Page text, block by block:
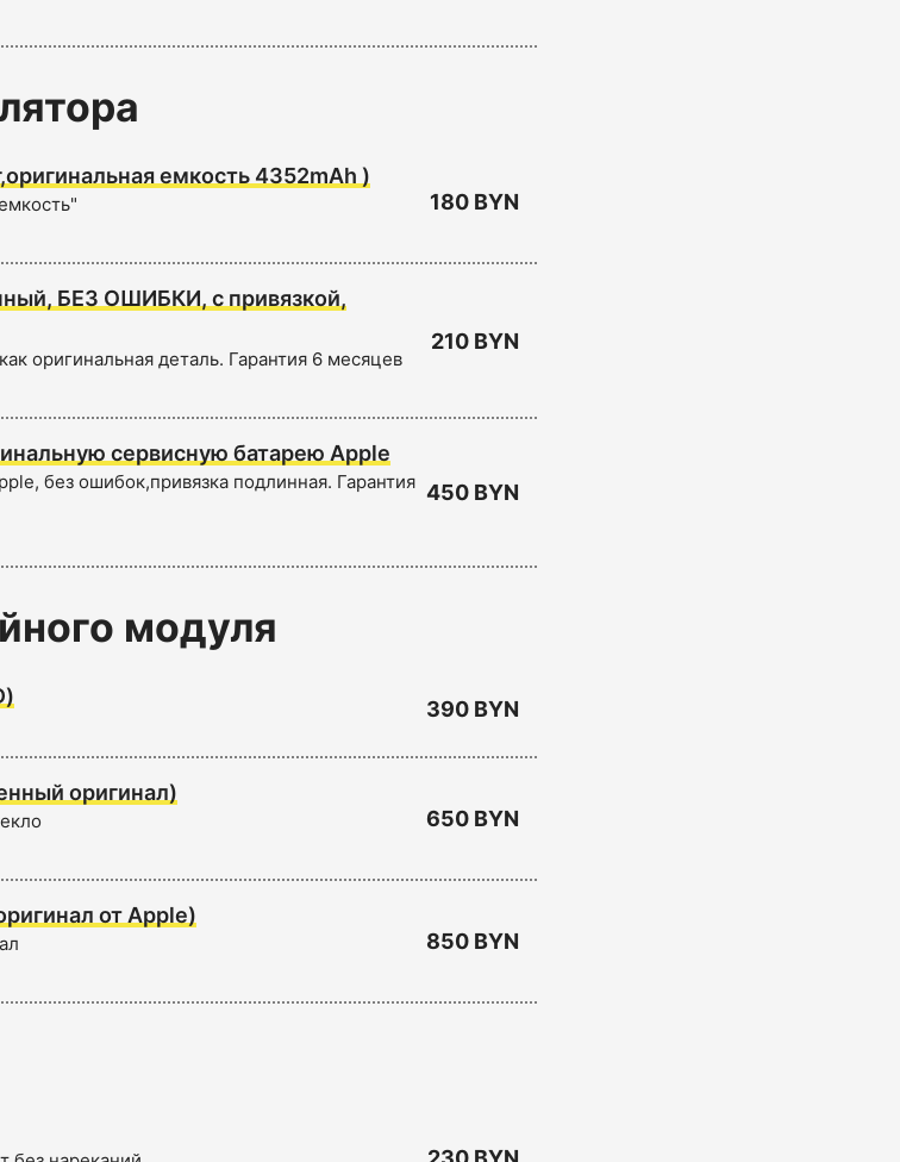
емкость 4352mAh )
180 BYN
БЕЗ ОШИБКИ, с привязкой,
оригинальная деталь. Гарантия 6 месяцев
210 BYN
сервисную батарею Apple
без ошибок,привязка подлинная. Гарантия 450 BYN
модуля
390 BYN
оригинал)
650 BYN
от Apple)
850 BYN